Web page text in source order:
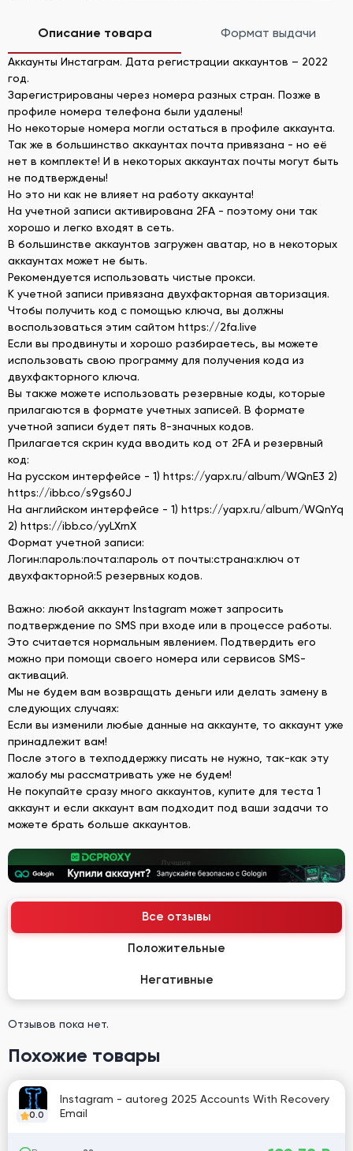
Описание товара Формат выдачи
Аккаунты Инстаграм. Дата регистрации аккаунтов – 2022
год.
Зарегистрированы через номера разных стран. Позже в
профиле номера телефона были удалены!
Но некоторые номера могли остаться в профиле аккаунта.
Так же в большинство аккаунтах почта привязана - но её
нет в комплекте! И в некоторых аккаунтах почты могут быть
не подтверждены!
Но это ни как не влияет на работу аккаунта!
На учетной записи активирована 2FA - поэтому они так
хорошо и легко входят в сеть.
В большинстве аккаунтов загружен аватар, но в некоторых
аккаунтах может не быть.
Рекомендуется использовать чистые прокси.
К учетной записи привязана двухфакторная авторизация.
Чтобы получить код с помощью ключа, вы должны
воспользоваться этим сайтом https://2fa.live
Если вы продвинуты и хорошо разбираетесь, вы можете
использовать свою программу для получения кода из
двухфакторного ключа.
Вы также можете использовать резервные коды, которые
прилагаются в формате учетных записей. В формате
учетной записи будет пять 8-значных кодов.
Прилагается скрин куда вводить код от 2FA и резервный
код:
На русском интерфейсе - 1) https://yapx.ru/album/WQnE3 2)
https://ibb.co/s9gs60J
На английском интерфейсе - 1) https://yapx.ru/album/WQnYq
2) https://ibb.co/yyLXrnX
Формат учетной записи:
Логин:пароль:почта:пароль от почты:страна:ключ от
двухфакторной:5 резервных кодов.
Важно: любой аккаунт Instagram может запросить
подтверждение по SMS при входе или в процессе работы.
Это считается нормальным явлением. Подтвердить его
можно при помощи своего номера или сервисов SMS-
активаций.
Мы не будем вам возвращать деньги или делать замену в
следующих случаях:
Если вы изменили любые данные на аккаунте, то аккаунт уже
принадлежит вам!
После этого в техподдержку писать не нужно, так-как эту
жалобу мы рассматривать уже не будем!
Не покупайте сразу много аккаунтов, купите для теста 1
аккаунт и если аккаунт вам подходит под ваши задачи то
можете брать больше аккаунтов.
Все отзывы
Положительные
Негативные
Отзывов пока нет.
Похожие товары
0.0
Instagram - autoreg 2025 Accounts With Recovery
Email